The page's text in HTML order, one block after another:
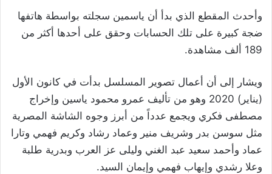
وأحدث المقطع الذي بدأ أن ياسمين سجلته بواسطة هاتفها
ضجة كبيرة على تلك الحسابات وحقق على أحدها أكثر من
189 ألف مشاهدة.
ويشار إلى أن أعمال تصوير المسلسل بدأت في كانون الأول
(يناير) 2020 وهو من تأليف عمرو محمود ياسين وإخراج
مصطفى فكري ويجمع عدداً من أبرز وجوه الشاشة المصرية
مثل سوسن بدر وشريف منير وعماد رشاد وكريم فهمي وتارا
عماد وأحمد سعيد عبد الغني وليلى عز العرب وبدرية طلبة
وعلا رشدي وإيهاب فهمي وإيمان السيد.